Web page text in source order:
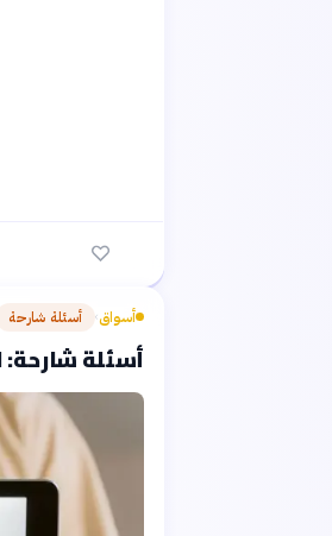
أسواق› أسئلة شارحة
أسئلة شارحة: